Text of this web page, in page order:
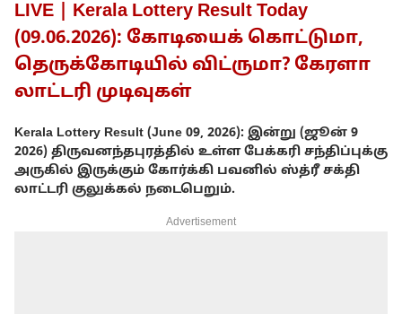
விட்ருமா? கேரளா லாட்டரி முடிவுகள்
LIVE | Kerala Lottery Result Today
(09.06.2026): கோடியைக் கொட்டுமா,
தெருக்கோடியில் விட்ருமா? கேரளா
லாட்டரி முடிவுகள்
Kerala Lottery Result (June 09, 2026): இன்று (ஜூன் 9
2026) திருவனந்தபுரத்தில் உள்ள பேக்கரி சந்திப்புக்கு
அருகில் இருக்கும் கோர்க்கி பவனில் ஸ்த்ரீ சக்தி
லாட்டரி குலுக்கல் நடைபெறும்.
Advertisement